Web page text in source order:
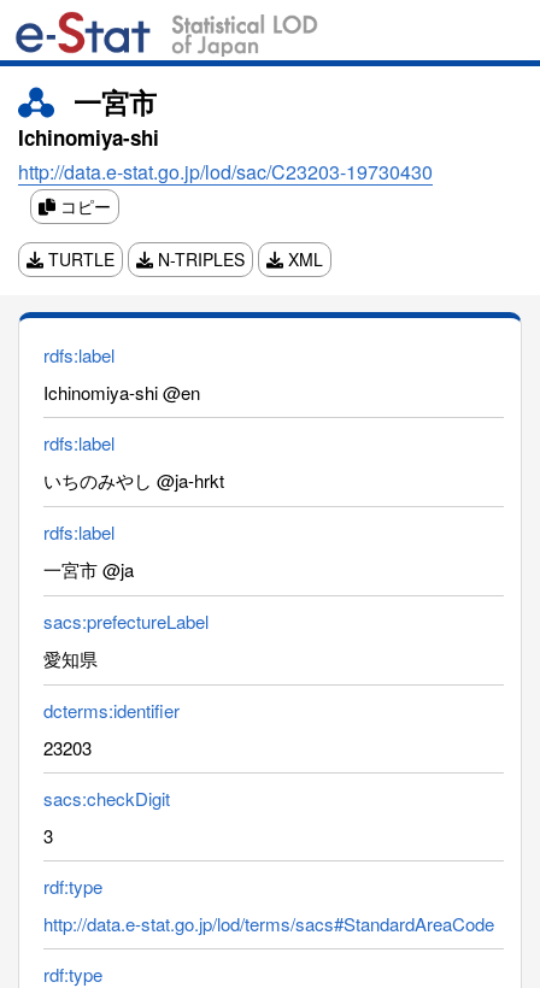
一宮市
Ichinomiya-shi
http://data.e-stat.go.jp/lod/sac/C23203-19730430
コピー
TURTLE N-TRIPLES XML
rdfs:label
Ichinomiya-shi @en
rdfs:label
いちのみやし @ja-hrkt
rdfs:label
一宮市 @ja
sacs:prefectureLabel
愛知県
dcterms:identifier
23203
sacs:checkDigit
3
rdf:type
http://data.e-stat.go.jp/lod/terms/sacs#StandardAreaCode
rdf:type